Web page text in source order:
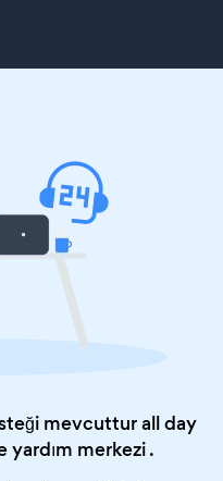
mevcuttur all day
yardım merkezi.